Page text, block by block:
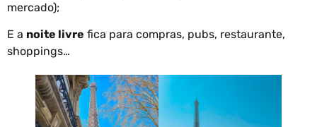
mercado);
E a noite livre fica para compras, pubs, restaurante,
shoppings…